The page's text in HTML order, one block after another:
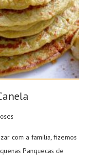
com a família, fizemos
Panquecas de